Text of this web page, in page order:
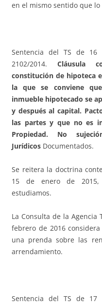
en el mismo sentido que
Sentencia del TS de 16
2102/2014. Cláusula
constitución de hipoteca
la que se conviene
inmueble hipotecado se
y después al capital.
las partes y que no es
Propiedad. No
Jurídicos Documentados.
Se reitera la doctrina
15 de enero de 2015,
estudiamos.
La Consulta de la
febrero de 2016
una prenda sobre las
arrendamiento.
Sentencia del TS de 17